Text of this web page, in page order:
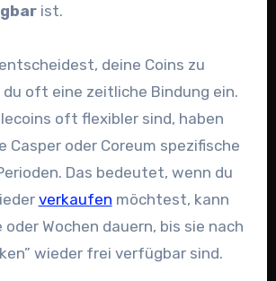
ist.
deine Coins zu
oft eine zeitliche Bindung ein.
oft flexibler sind, haben
Casper oder Coreum spezifische
Das bedeutet, wenn du
verkaufen möchtest, kann
oder Wochen dauern, bis sie nach
wieder frei verfügbar sind.